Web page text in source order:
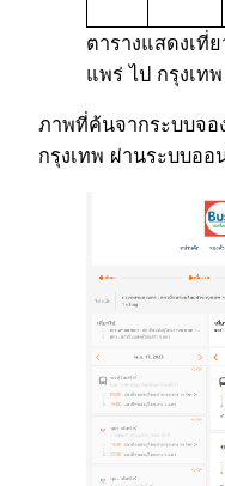
ตารางแสดงเที่
แพร่ ไป กรุงเทพ
ภาพที่ค้นจากระบบจอ
กรุงเทพ ผ่านระบบอ